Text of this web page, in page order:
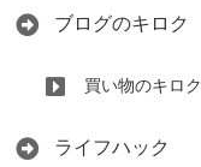
ブログのキロク
買い物のキロク
ライフハック